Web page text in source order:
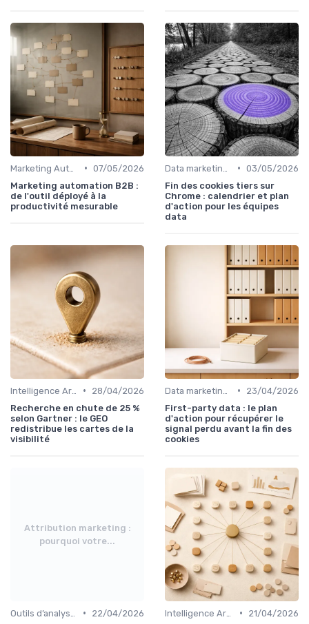
• 07/05/2026
Marketing automation B2B :
de l'outil déployé à la
productivité mesurable
• 03/05/2026
Fin des cookies tiers sur
Chrome : calendrier et plan
d'action pour les équipes
data
•
28/04/2026
Recherche en chute de 25 %
selon Gartner : le GEO
redistribue les cartes de la
visibilité
•
23/04/2026
First-party data : le plan
d'action pour récupérer le
signal perdu avant la fin des
cookies
Attribution marketing :
pourquoi votre...
•
22/04/2026
•
21/04/2026